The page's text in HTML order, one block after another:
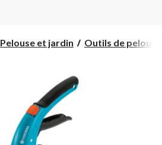
Pelouse et jardin Outils de